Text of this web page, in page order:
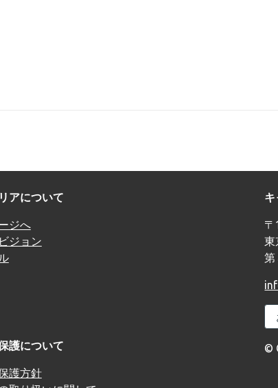
アについて
ジへ
ジョン
護について
護方針
キ
〒
東
第
©